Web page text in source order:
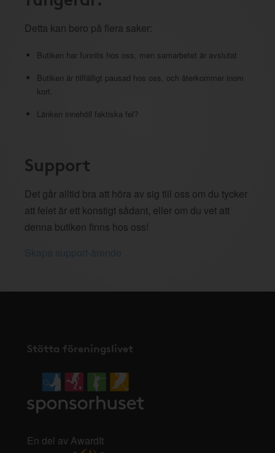
Detta kan bero på flera saker:
Butiken har funnits hos oss, men samarbetet är avslutat
Butiken är tillfälligt pausad hos oss, och återkommer inom
kort.
Länken innehöll faktiska fel?
Support
Det går alltid bra att höra av sig till oss om du tycker
att felet är ett konstigt sådant, eller om du vet att
denna butiken finns hos oss!
Stötta föreningslivet
En del av AwardIt